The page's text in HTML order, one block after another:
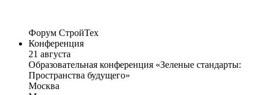
Форум СтройТех
Конференция
21 августа
Образовательная конференция «Зеленые стандарты:
Пространства будущего»
Москва